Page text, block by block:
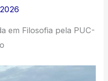
em Filosofia pela PUC-